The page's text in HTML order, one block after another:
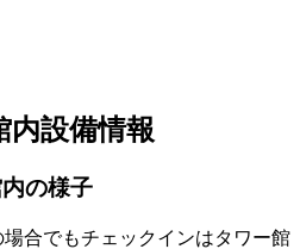
内設備情報
の様子
合でもチェックインはタワー館